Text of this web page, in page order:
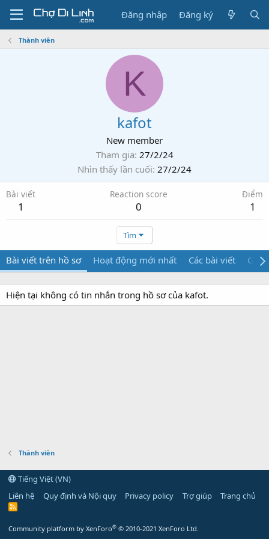
Đăng nhập Đăng ký
Thành viên
K
kafot
New member
Tham gia 27/2/24
Nhìn thấy lần cuối 27/2/24
Bài viết
1
Reaction score
0
Điểm
1
Tìm
Bài viết trên hồ sơ Hoạt động mới nhất Các bài viết Giới
Hiện tại không có tin nhắn trong hồ sơ của kafot.
Thành viên
Tiếng Việt (VN)
Liên hệ
Quy định và Nội quy Privacy policy Trợ giúp Trang chủ
R
Community platform by XenForo® © 2010-2021 XenForo Ltd.